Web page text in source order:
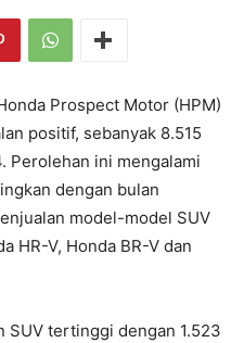
Prospect Motor (HPM)
positif, sebanyak 8.515
Perolehan ini mengalami
dengan bulan
model-model SUV
HR-V, Honda BR-V dan
SUV tertinggi dengan 1.523